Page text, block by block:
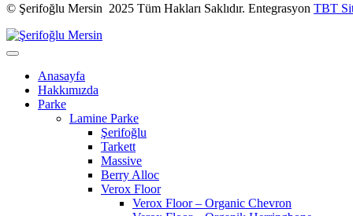
© Şerifoğlu Mersin 2025 Tüm Hakları Saklıdır. Entegrasyon TBT
Anasayfa
Hakkımızda
Parke
Lamine Parke
Şerifoğlu
Tarkett
Massive
Berry Alloc
Verox Floor
Verox Floor – Organic Chevron